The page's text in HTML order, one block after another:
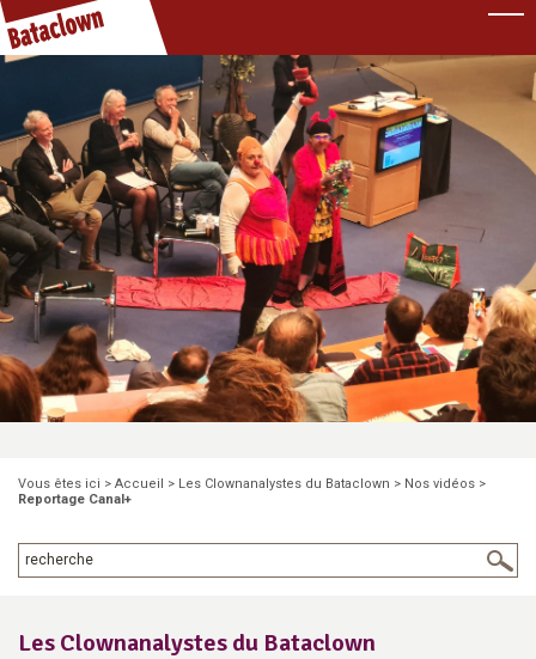
Vous êtes ici > Accueil > Les Clownanalystes du Bataclown > Nos vidéos >
Reportage Canal+
Les Clownanalystes du Bataclown